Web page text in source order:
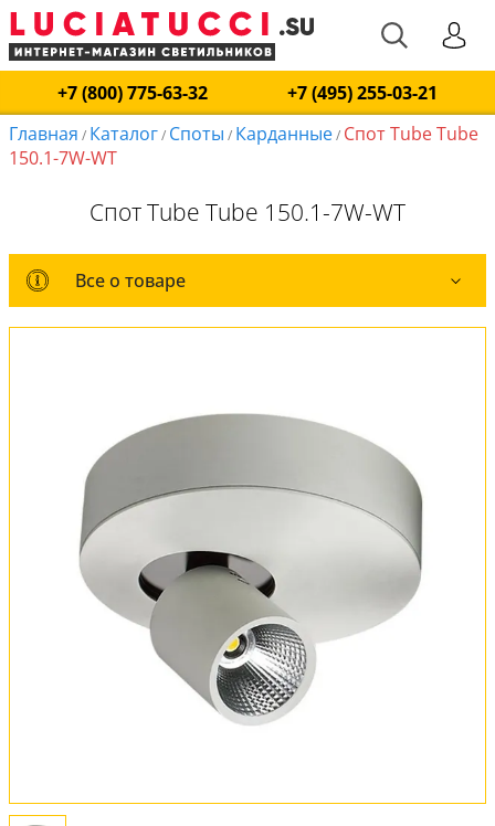
+7 (800) 775-63-32
+7 (495) 255-03-21
Главная / Каталог/ Споты / Карданные/ Спот Tube Tube
150.1-7W-WT
Спот Tube Tube 150.1-7W-WT
Все о товаре
Все о товаре
Вся коллекция
Оплата и доставка
Обмен и возврат
Установка